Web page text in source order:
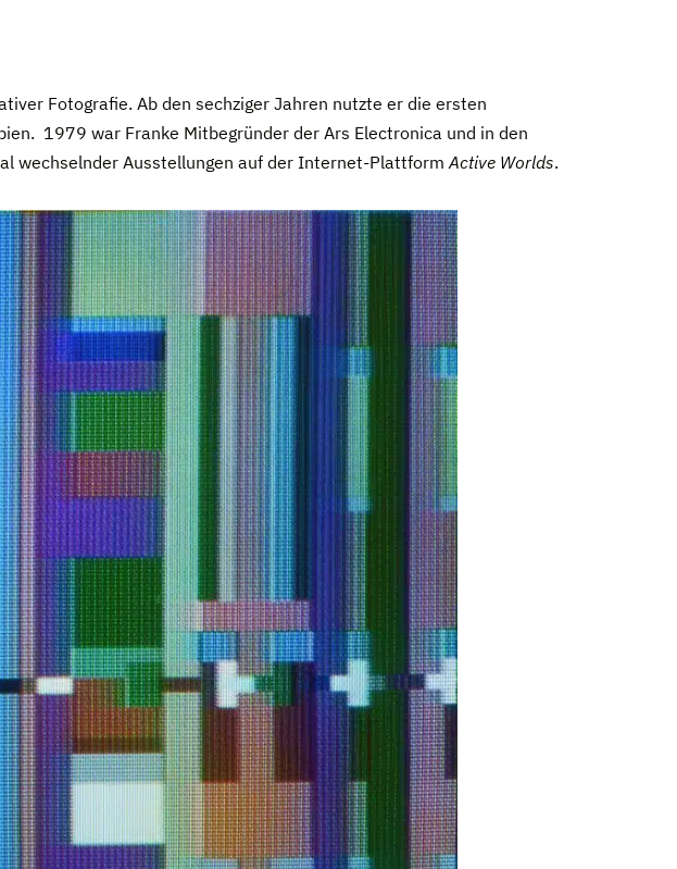
Fotografie. Ab den sechziger Jahren nutzte er die ersten
1979 war Franke Mitbegründer der Ars Electronica und in den
wechselnder Ausstellungen auf der Internet-PlattformActive Worlds.